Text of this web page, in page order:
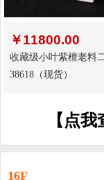
￥11800.00
收藏级小叶紫檀老料
38618（现货）
【点
16F